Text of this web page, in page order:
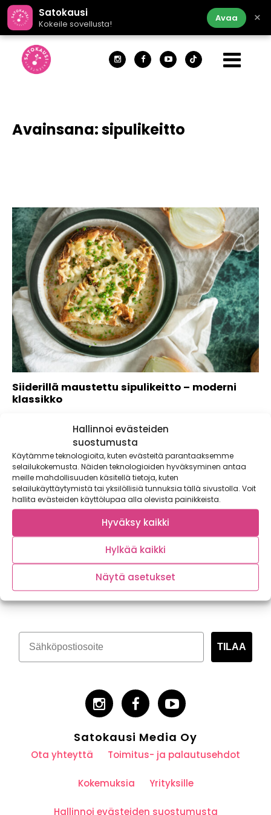
Hallinnoi evästeiden
suostumusta
Käytämme teknologioita, kuten evästeitä parantaaksemme
selailukokemusta. Näiden teknologioiden hyväksyminen antaa
meille mahdollisuuden käsitellä tietoja, kuten
selailukäyttäytymistä tai yksilöllisiä tunnuksia tällä sivustolla. Voit
hallita evästeiden käyttölupaa alla olevista painikkeista.
Hyväksy kaikki
Hylkää kaikki
Näytä asetukset
Satokausi
Kokeile sovellusta!
Avaa ×
Avainsana:sipulikeitto
Siiderillä maustettu sipulikeitto – moderni
klassikko
Pitkään haudutettu ja karamellisoitu keltasipuli on
ruokapöydän tähti....
Tilaa kasvispitoinen uutiskirje
TILAA
Satokausi Media Oy
Ota yhteyttä Toimitus- ja palautusehdot
Kokemuksia Yrityksille
Hallinnoi evästeiden suostumusta